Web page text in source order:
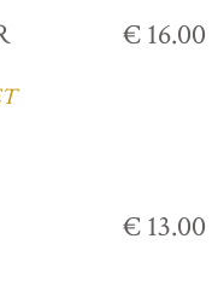
€ 16.00
€ 13.00